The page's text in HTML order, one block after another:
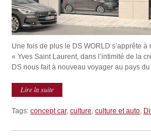
Une fois de plus le DS WORLD s’apprête
« Yves Saint Laurent, dans l’intimité de la
DS nous fait à nouveau voyager au pays
Lire la suite
Tags: concept car, culture, culture et auto,